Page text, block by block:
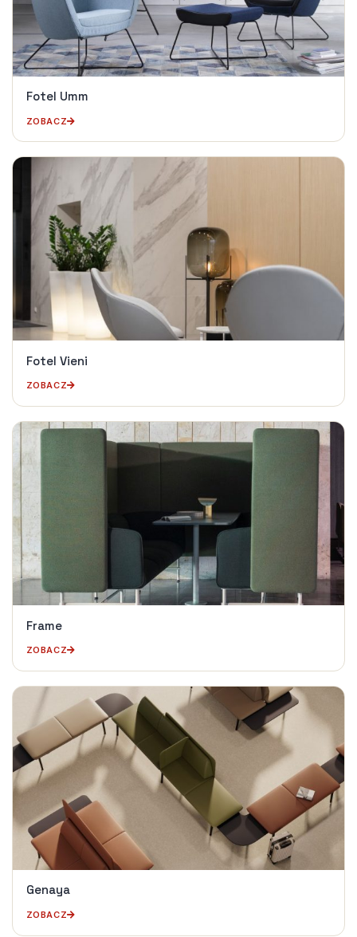
Fotel Umm
ZOBACZ
Fotel Vieni
ZOBACZ
Frame
ZOBACZ
Genaya
ZOBACZ